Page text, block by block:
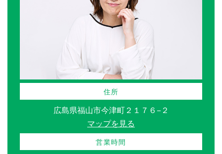
住所
広島県福山市今津町２１７６−２
マップを見る
営業時間